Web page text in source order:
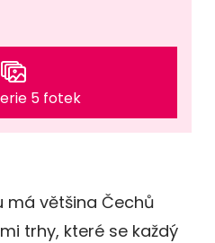
5 fotek
má většina Čechů
trhy, které se každý